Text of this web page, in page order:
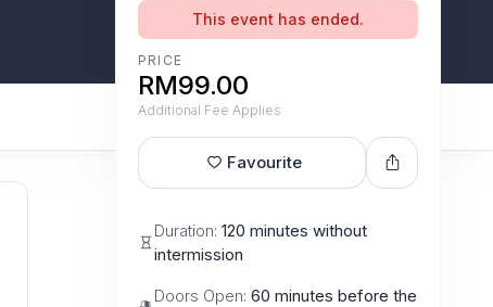
This event has ended.
PRICE
RM99.00
Additional Fee Applies
Favourite
Duration: 120 minutes without
intermission
Doors Open: 60 minutes before the